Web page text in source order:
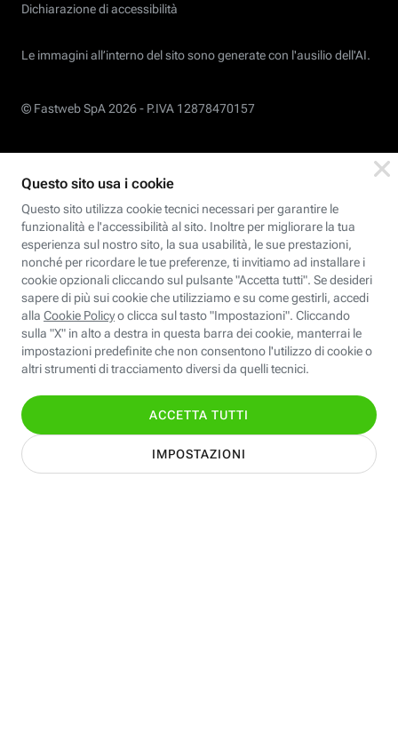
Dichiarazione di accessibilità
Le immagini all’interno del sito sono generate con l'ausilio dell'AI.
© Fastweb SpA 2026 - P.IVA 12878470157